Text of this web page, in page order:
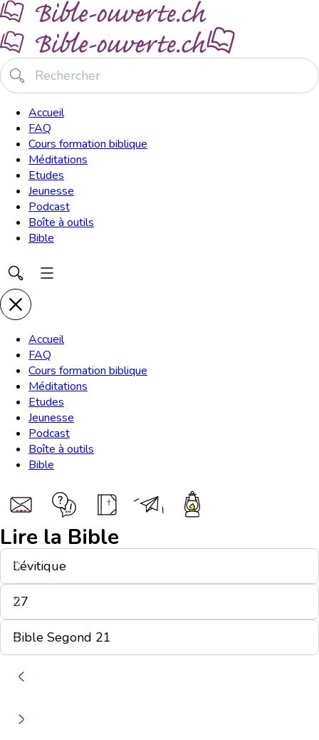
Accueil
FAQ
Cours formation biblique
Méditations
Etudes
Jeunesse
Podcast
Boîte à outils
Bible
Accueil
FAQ
Cours formation biblique
Méditations
Etudes
Jeunesse
Podcast
Boîte à outils
Bible
Lire la Bible